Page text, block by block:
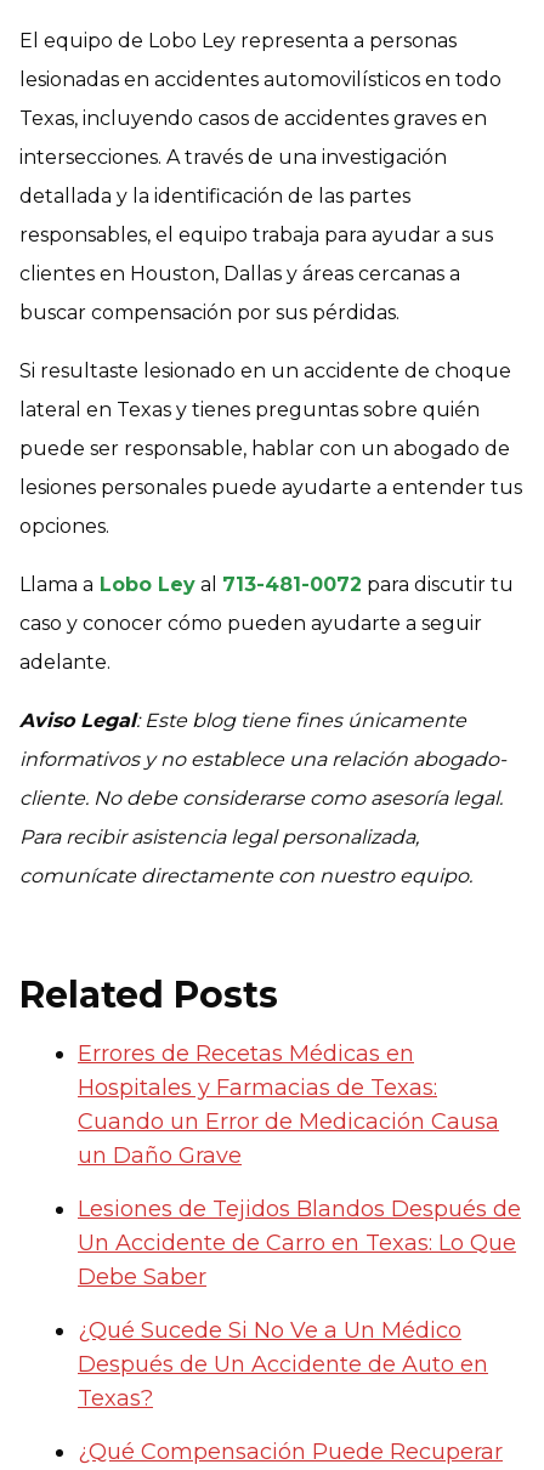
El equipo de Lobo Ley representa a personas
lesionadas en accidentes automovilísticos en todo
Texas, incluyendo casos de accidentes graves en
intersecciones. A través de una investigación
detallada y la identificación de las partes
responsables, el equipo trabaja para ayudar a sus
clientes en Houston, Dallas y áreas cercanas a
buscar compensación por sus pérdidas.
Si resultaste lesionado en un accidente de choque
lateral en Texas y tienes preguntas sobre quién
puede ser responsable, hablar con un abogado de
lesiones personales puede ayudarte a entender tus
opciones.
Llama a Lobo Ley al 713-481-0072 para discutir tu
caso y conocer cómo pueden ayudarte a seguir
adelante.
Aviso Legal: Este blog tiene fines únicamente
informativos y no establece una relación abogado-
cliente. No debe considerarse como asesoría legal.
Para recibir asistencia legal personalizada,
comunícate directamente con nuestro equipo.
Related Posts
Errores de Recetas Médicas en
Hospitales y Farmacias de Texas:
Cuando un Error de Medicación Causa
un Daño Grave
Lesiones de Tejidos Blandos Después de
Un Accidente de Carro en Texas: Lo Que
Debe Saber
¿Qué Sucede Si No Ve a Un Médico
Después de Un Accidente de Auto en
Texas?
¿Qué Compensación Puede Recuperar